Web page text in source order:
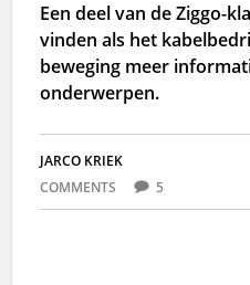
Een deel van de Ziggo-
vinden als het
beweging meer
onderwerpen.
JARCO KRIEK
COMMENTS
5